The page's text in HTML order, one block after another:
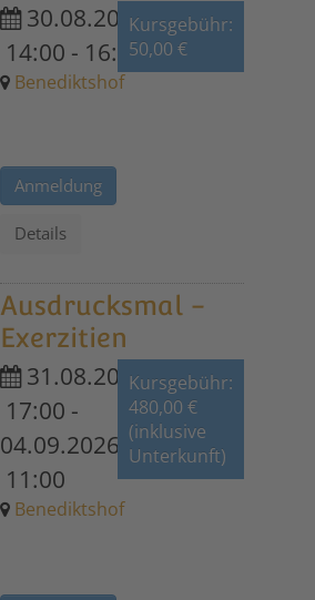
30.08.2026
14:00 - 16:30
Benediktshof
Kursgebühr:
50,00 €
Anmeldung
Details
Ausdrucksmal -
Exerzitien
31.08.2026
17:00 -
04.09.2026
11:00
Benediktshof
Kursgebühr:
480,00 €
(inklusive
Unterkunft)